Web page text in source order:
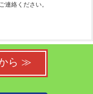
連絡ください。
ら ≫